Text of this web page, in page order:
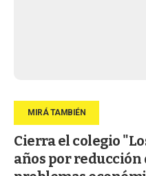
Cierra el colegio
años por reducción